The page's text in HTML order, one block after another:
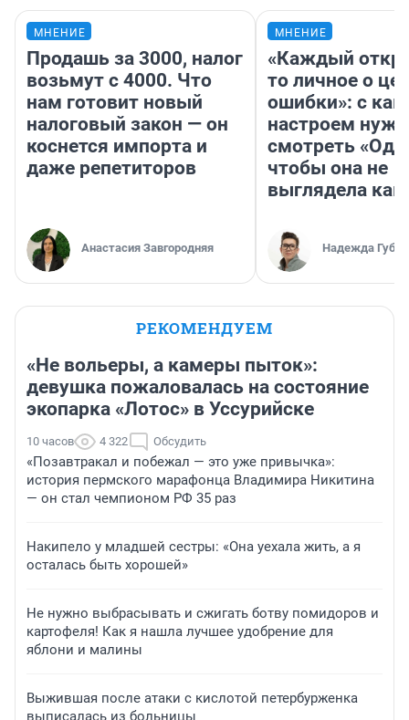
МНЕНИЕ
Продашь за 3000, налог
возьмут с 4000. Что
нам готовит новый
налоговый закон — он
коснется импорта и
даже репетиторов
Анастасия Завгородняя
МНЕНИЕ
«Каждый
то личное о
ошибки»: с
настроем
смотреть
чтобы она не
выглядела как
Надежда
РЕКОМЕНДУЕМ
«Не вольеры, а камеры пыток»:
девушка пожаловалась на состояние
экопарка «Лотос» в Уссурийске
10 часов 4 322 Обсудить
«Позавтракал и побежал — это уже привычка»:
история пермского марафонца Владимира Никитина
— он стал чемпионом РФ 35 раз
Накипело у младшей сестры: «Она уехала жить, а я
осталась быть хорошей»
Не нужно выбрасывать и сжигать ботву помидоров и
картофеля! Как я нашла лучшее удобрение для
яблони и малины
Выжившая после атаки с кислотой петербурженка
выписалась из больницы